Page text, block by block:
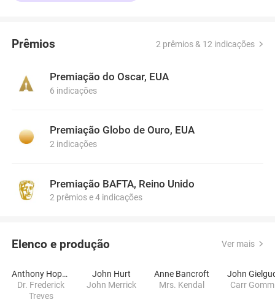
Prêmios 2 prêmios & 12 indicações
Premiação do Oscar, EUA
6 indicações
Premiação Globo de Ouro, EUA
2 indicações
Premiação BAFTA, Reino Unido
2 prêmios e 4 indicações
Elenco e produção Ver mais
Anthony Hopkins
Dr. Frederick
Treves
John Hurt
John Merrick
Anne Bancroft
Mrs. Kendal
John
Carr Gomm